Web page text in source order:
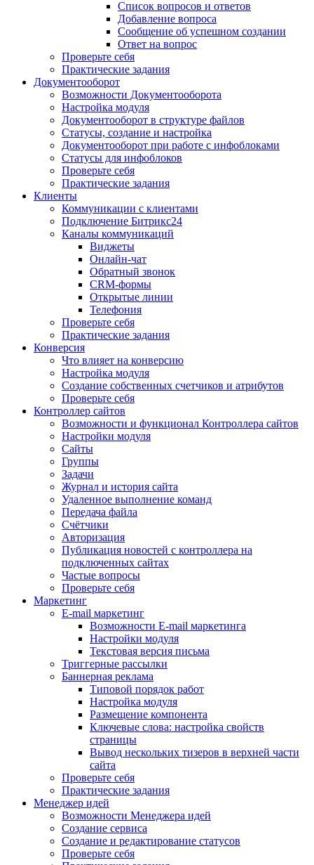
Список вопросов и ответов
Добавление вопроса
Сообщение об успешном создании
Ответ на вопрос
Проверьте себя
Практические задания
Документооборот
Возможности Документооборота
Настройка модуля
Документооборот в структуре файлов
Статусы, создание и настройка
Документооборот при работе с инфоблоками
Статусы для инфоблоков
Проверьте себя
Практические задания
Клиенты
Коммуникации с клиентами
Подключение Битрикс24
Каналы коммуникаций
Виджеты
Онлайн-чат
Обратный звонок
CRM-формы
Открытые линии
Телефония
Проверьте себя
Практические задания
Конверсия
Что влияет на конверсию
Настройка модуля
Создание собственных счетчиков и атрибутов
Проверьте себя
Контроллер сайтов
Возможности и функционал Контроллера сайтов
Настройки модуля
Сайты
Группы
Задачи
Журнал и история сайта
Удаленное выполнение команд
Передача файла
Счётчики
Авторизация
Публикация новостей с контроллера на
подключенных сайтах
Частые вопросы
Проверьте себя
Маркетинг
E-mail маркетинг
Возможности E-mail маркетинга
Настройки модуля
Текстовая версия письма
Триггерные рассылки
Баннерная реклама
Типовой порядок работ
Настройка модуля
Размещение компонента
Ключевые слова: настройка свойств
страницы
Вывод нескольких тизеров в верхней части
сайта
Проверьте себя
Практические задания
Менеджер идей
Возможности Менеджера идей
Создание сервиса
Создание и редактирование статусов
Проверьте себя